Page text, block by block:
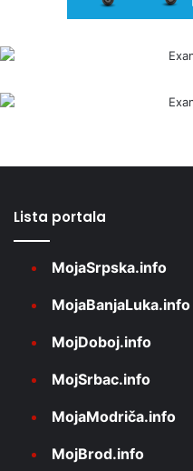
Lista portala
MojaSrpska.info
MojaBanjaLuka.info
MojDoboj.info
MojSrbac.info
MojaModriča.info
MojBrod.info